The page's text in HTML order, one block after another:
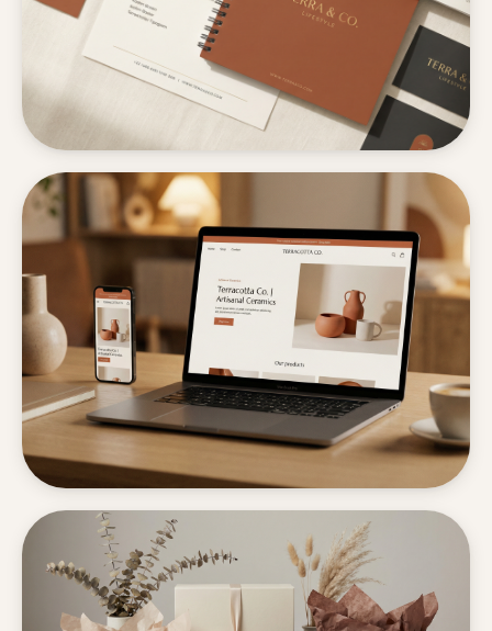
視覺識別
Terra & Co. · 2024
精品生活品牌全面重塑
UI/UX 設計 設計系統
Terracotta Co. · 2024
電商平台 UI/UX 重設計